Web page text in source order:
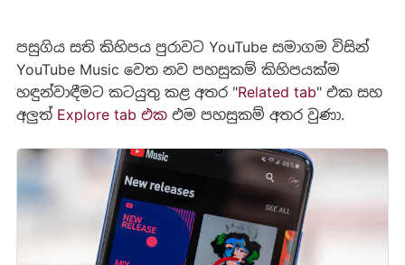
පසුගිය සති කිහිපය පුරාවට YouTube සමාගම විසින්
YouTube Music වෙත නව පහසුකම් කිහිපයක්ම
හඳුන්වාඳීමට කටයුතු කළ අතර "Related tab" එක සහ
අලුත් Explore tab එකඑම පහසුකම් අතර වුණා.